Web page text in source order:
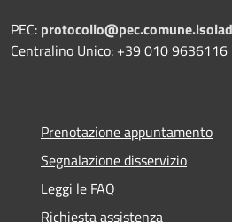
PEC:
Centralino Unico: +39 010 9636116
Prenotazione appuntamento
Segnalazione disservizio
Leggi le FAQ
Richiesta assistenza